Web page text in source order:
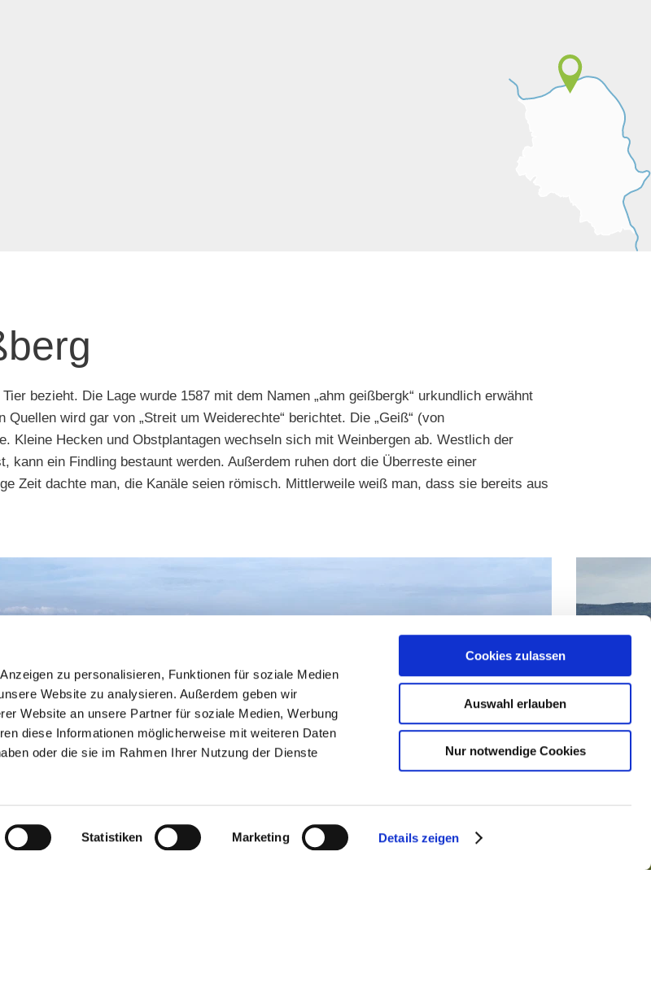
zu personalisieren, Funktionen für soziale Medien
Website zu analysieren. Außerdem geben wir
Website an unsere Partner für soziale Medien, Werbung
diese Informationen möglicherweise mit weiteren Daten
oder die sie im Rahmen Ihrer Nutzung der Dienste
Statistiken Marketing Details zeigen
Cookies zulassen
Auswahl erlauben
Nur notwendige Cookies
bezieht. Die Lage wurde 1587 mit dem Namen „ahm geißbergk“ urkundlich erwähnt
wird gar von „Streit um Weiderechte“ berichtet. Die „Geiß“ (von
Kleine Hecken und Obstplantagen wechseln sich mit Weinbergen ab. Westlich der
kann ein Findling bestaunt werden. Außerdem ruhen dort die Überreste einer
Zeit dachte man, die Kanäle seien römisch. Mittlerweile weiß man, dass sie bereits aus